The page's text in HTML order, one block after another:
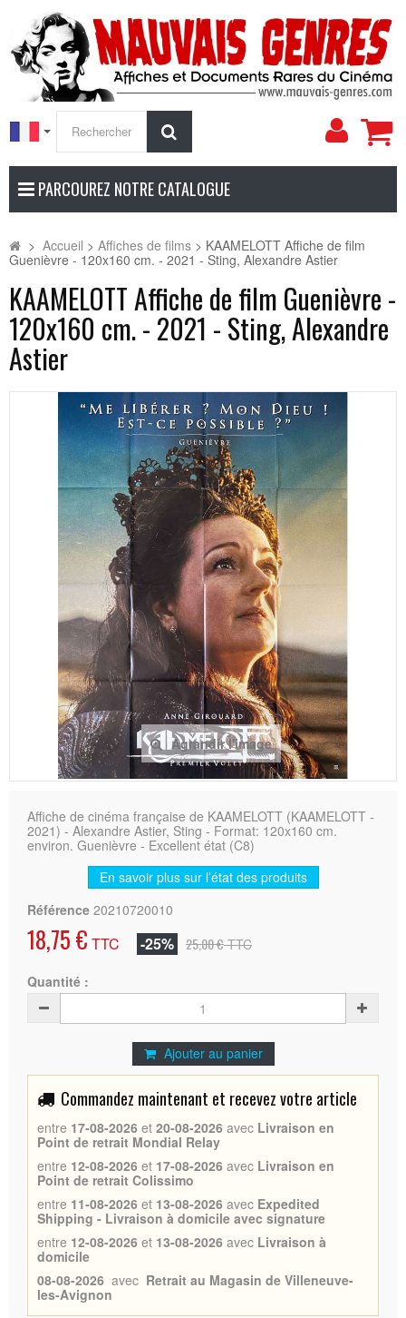
Mon
PARCOUREZ NOTRE CATALOGUE
> Accueil > Affiches de films > KAAMELOTT Affiche de film
Guenièvre - 120x160 cm. - 2021 - Sting, Alexandre Astier
KAAMELOTT Affiche de film Guenièvre -
120x160 cm. - 2021 - Sting, Alexandre
Astier
Agrandir l'image
Affiche de cinéma française de KAAMELOTT (KAAMELOTT -
2021) - Alexandre Astier, Sting - Format: 120x160 cm.
environ. Guenièvre - Excellent état (C8)
En savoir plus sur l’état des produits
Référence 20210720010
18,75 € TTC -25% 25,00 €TTC
Quantité :
Ajouter au panier
Commandez maintenant et recevez votre article
entre 17-08-2026 et 20-08-2026 avec Livraison en
Point de retrait Mondial Relay
entre 12-08-2026 et 17-08-2026 avec Livraison en
Point de retrait Colissimo
entre 11-08-2026 et 13-08-2026 avec Expedited
Shipping - Livraison à domicile avec signature
entre 12-08-2026 et 13-08-2026 avec Livraison à
domicile
08-08-2026 avec Retrait au Magasin de Villeneuve-
les-Avignon